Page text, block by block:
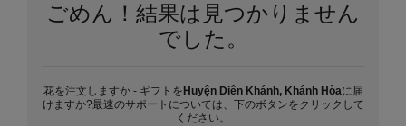
ごめん！結果は見つかりません
でした。
花を注文しますか - ギフトを Huyện Diên Khánh, Khánh Hòaに届
けますか?最速のサポートについては、下のボタンをクリックして
ください。